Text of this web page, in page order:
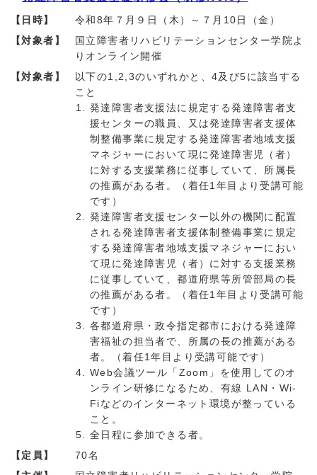
【日時】
令和8年７月９日（木）～７月10日（金）
【対象者】
国立障害者リハビリテーションセンター学院よ
りオンライン開催
【対象者】
以下の1,2,3のいずれかと、4及び5に該当する
こと
発達障害者支援法に規定する発達障害者支
援センターの職員、又は発達障害者支援体
制整備事業に規定する発達障害者地域支援
マネジャーにおいて現に発達障害児（者）
に対する支援業務に従事していて、所属長
の推薦がある者。（着任1年目より受講可能
です）
発達障害者支援センター以外の機関に配置
される発達障害者支援体制整備事業に規定
する発達障害者地域支援マネジャーにおい
て現に発達障害児（者）に対する支援業務
に従事していて、都道府県等所管部局の長
の推薦がある者。（着任1年目より受講可能
です）
各都道府県・政令指定都市における発達障
害福祉の担当者で、所属の長の推薦がある
者。（着任1年目より受講可能です）
Web会議ツール「Zoom」を使用してのオ
ンライン研修になるため、有線 LAN・Wi-
Fiなどのインターネット環境が整っている
こと。
全日程に参加できる者。
【定員】
70名